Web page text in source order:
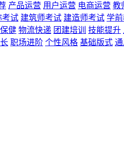
产品运营 用户运营 电商运营 教
考试 建筑师考试 建造师考试 学
健 物流快递 团建培训 技能提升
职场进阶 个性风格 基础版式